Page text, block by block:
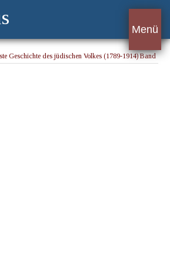
Menü
Geschichte des jüdischen Volkes (1789-1914) Band